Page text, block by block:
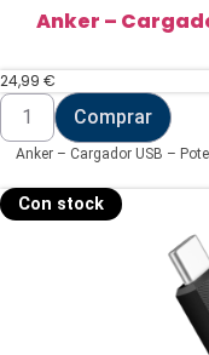
Anker –
24,99 €
Anker
Cargador
USB
511-
WCHARGER-
Comprar
Anker – Cargador USB – Potencia 30W –
Con stock